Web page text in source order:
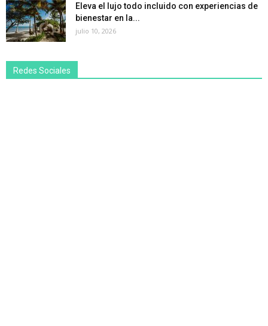
Eleva el lujo todo incluido con experiencias de
bienestar en la...
julio 10, 2026
Redes Sociales